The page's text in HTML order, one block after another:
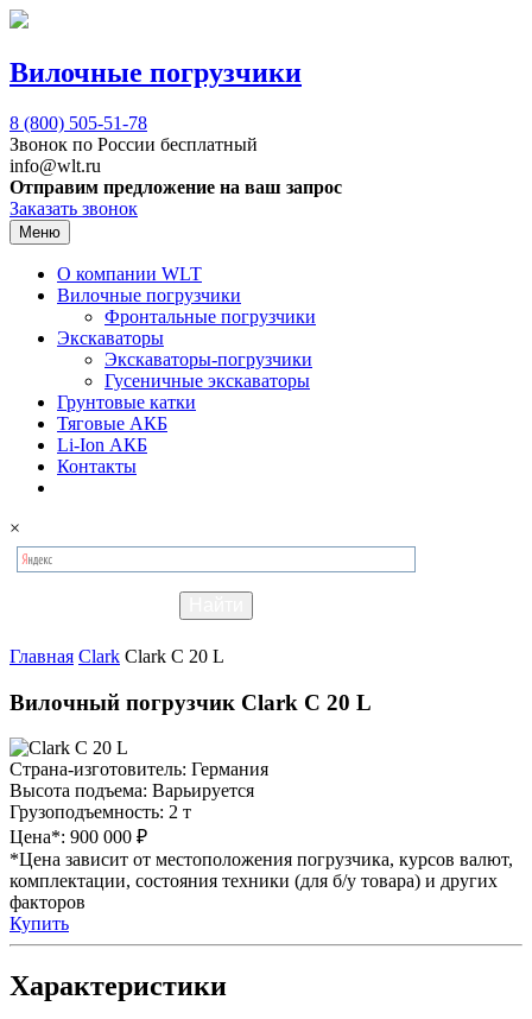
Вилочные погрузчики
8 (800) 505-51-78
Звонок по России бесплатный
info@wlt.ru
Отправим предложение на ваш запрос
Заказать звонок
Меню
О компании WLT
Вилочные погрузчики
Фронтальные погрузчики
Экскаваторы
Экскаваторы-погрузчики
Гусеничные экскаваторы
Грунтовые катки
Тяговые АКБ
Li-Ion АКБ
Контакты
×
Главная Clark Clark C 20 L
Вилочный погрузчик Clark C 20 L
Страна-изготовитель: Германия
Высота подъема: Варьируется
Грузоподъемность: 2 т
Цена*: 900 000 ₽
*Цена зависит от местоположения погрузчика, курсов валют,
комплектации, состояния техники (для б/у товара) и других
факторов
Купить
Характеристики